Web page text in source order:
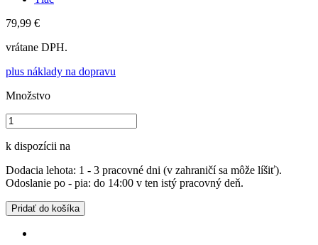
79,99 €
vrátane DPH.
plus náklady na dopravu
Množstvo
k dispozícii na
Dodacia lehota: 1 - 3 pracovné dni (v zahraničí sa môže líšiť).
Odoslanie po - pia: do 14:00 v ten istý pracovný deň.
Pridať do košíka